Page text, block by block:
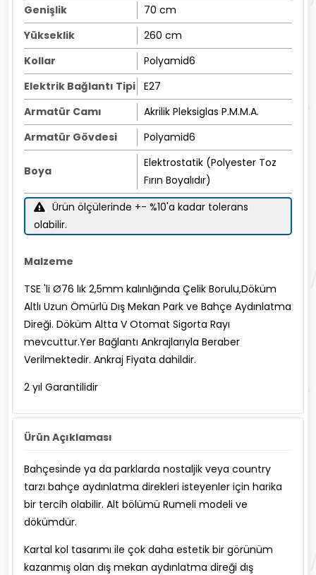
Genişlik
70 cm
Yükseklik
260 cm
Kollar
Polyamid6
Elektrik Bağlantı Tipi
E27
Armatür Camı
Akrilik Pleksiglas P.M.M.A.
Armatür Gövdesi
Polyamid6
Boya
Elektrostatik (Polyester Toz
Fırın Boyalıdır)
Ürün ölçülerinde +- %10'a kadar tolerans
olabilir.
Malzeme
TSE 'li Ø76 lık 2,5mm kalınlığında Çelik Borulu,Döküm
Altlı Uzun Ömürlü Dış Mekan Park ve Bahçe Aydınlatma
Direği. Döküm Altta V Otomat Sigorta Rayı
mevcuttur.Yer Bağlantı Ankrajlarıyla Beraber
Verilmektedir. Ankraj Fiyata dahildir.
2 yıl Garantilidir
Ürün Açıklaması
Bahçesinde ya da parklarda nostaljik veya country
tarzı bahçe aydınlatma direkleri isteyenler için harika
bir tercih olabilir. Alt bölümü Rumeli modeli ve
dökümdür.
Kartal kol tasarımı ile çok daha estetik bir görünüm
kazanmış olan dış mekan aydınlatma direği dış